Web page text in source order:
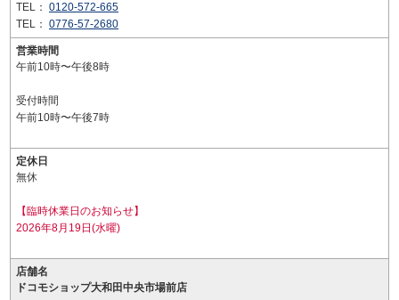
TEL： 0120-572-665
TEL： 0776-57-2680
営業時間
午前10時〜午後8時
受付時間
午前10時〜午後7時
定休日
無休
【臨時休業日のお知らせ】
2026年8月19日(水曜)
店舗名
ドコモショップ大和田中央市場前店